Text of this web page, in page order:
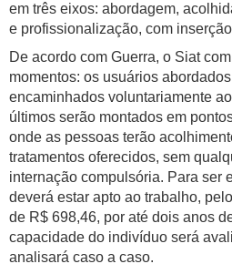
em três eixos: abordagem,
e profissionalização, com
De acordo com Guerra, o Siat
momentos: os usuários
encaminhados voluntariamente
últimos serão montados em
onde as pessoas terão
tratamentos oferecidos, sem
internação compulsória. Para ser
deverá estar apto ao trabalho,
de R$ 698,46, por até dois anos
capacidade do indivíduo será
analisará caso a caso.